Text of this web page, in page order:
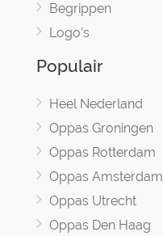
Begrippen
Logo's
Populair
Heel Nederland
Oppas Groningen
Oppas Rotterdam
Oppas Amsterdam
Oppas Utrecht
Oppas Den Haag